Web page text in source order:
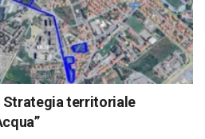
Strategia territoriale